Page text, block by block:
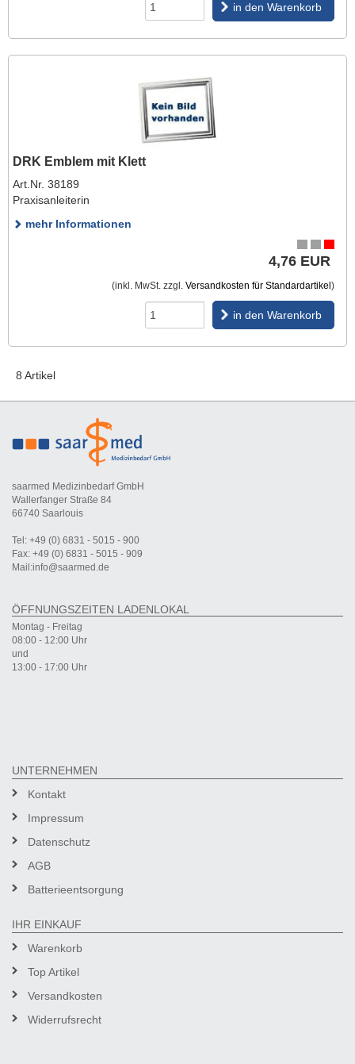
in den Warenkorb
DRK Emblem mit Klett
Art.Nr. 38189
Praxisanleiterin
mehr Informationen
4,76 EUR
(inkl. MwSt. zzgl. Versandkosten für Standardartikel )
in den Warenkorb
8 Artikel
saarmed Medizinbedarf GmbH
Wallerfanger Straße 84
66740 Saarlouis
Tel: +49 (0) 6831 - 5015 - 900
Fax: +49 (0) 6831 - 5015 - 909
Mail:info@saarmed.de
ÖFFNUNGSZEITEN LADENLOKAL
Montag - Freitag
08:00 - 12:00 Uhr
und
13:00 - 17:00 Uhr
UNTERNEHMEN
Kontakt
Impressum
Datenschutz
AGB
Batterieentsorgung
IHR EINKAUF
Warenkorb
Top Artikel
Versandkosten
Widerrufsrecht